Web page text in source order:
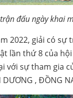
đấu ngày khai
2022, giải có sự
lần thứ 8 của hội
với sự tham gia
, ĐỒNG